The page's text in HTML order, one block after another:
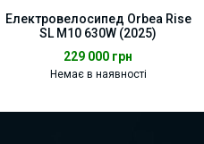
Електровелосипед Orbea Rise
SL M10 630W (2025)
229 000 грн
Немає в наявності